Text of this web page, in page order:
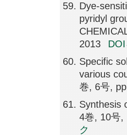
Dye-
pyridyl
2013
Specific
various
巻, 6号,
Synthesis
4巻, 10号,
ク